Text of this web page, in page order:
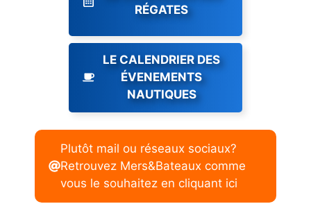
RÉGATES
LE CALENDRIER DES
ÉVENEMENTS
NAUTIQUES
Plutôt mail ou réseaux sociaux?
Retrouvez Mers&Bateaux comme
vous le souhaitez en cliquant ici